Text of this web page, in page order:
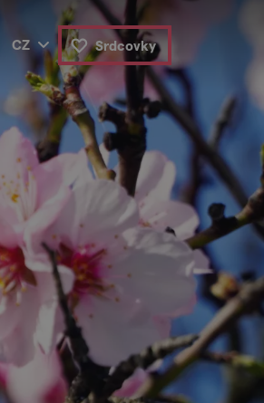
CZ Srdcovky